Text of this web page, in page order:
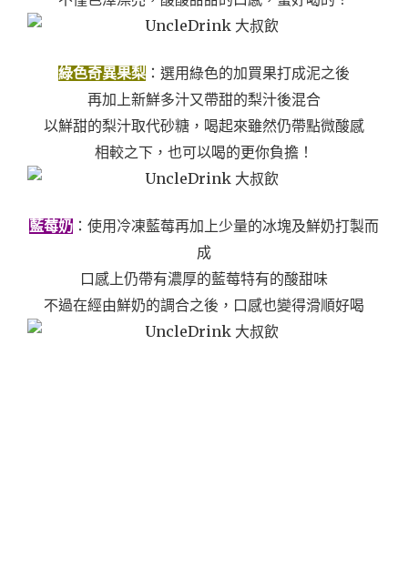
綠色奇異果梨 ：選用綠色的加買果打成泥之後
再加上新鮮多汁又帶甜的梨汁後混合
以鮮甜的梨汁取代砂糖，喝起來雖然仍帶點微酸感
相較之下，也可以喝的更你負擔！
藍莓奶 ：使用冷凍藍莓再加上少量的冰塊及鮮奶打製而
成
口感上仍帶有濃厚的藍莓特有的酸甜味
不過在經由鮮奶的調合之後，口感也變得滑順好喝